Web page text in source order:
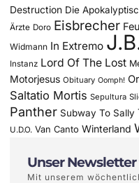
Destruction Die
Ärzte Doro Eisbrecher
Widmann In Extremo
Instanz Lord Of The Lost
Motorjesus Obituary Oomph!
Saltatio Mortis Sepultura
Panther Subway To Sally
U.D.O. Van Canto Winterland
Unser
Mit unserem